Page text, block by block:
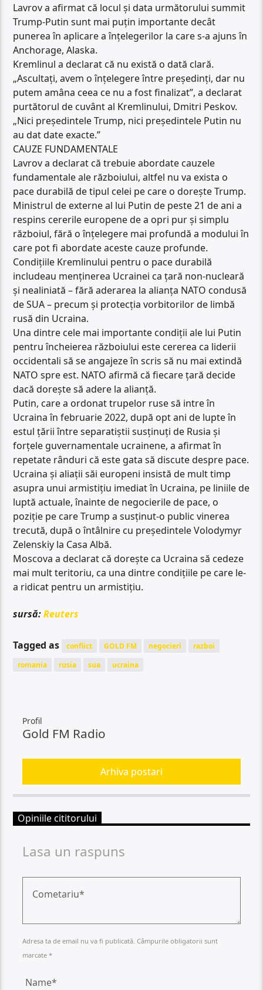
Lavrov a afirmat că locul și data următorului summit
Trump-Putin sunt mai puțin importante decât
punerea în aplicare a înțelegerilor la care s-a ajuns în
Anchorage, Alaska.
Kremlinul a declarat că nu există o dată clară.
„Ascultați, avem o înțelegere între președinți, dar nu
putem amâna ceea ce nu a fost finalizat”, a declarat
purtătorul de cuvânt al Kremlinului, Dmitri Peskov.
„Nici președintele Trump, nici președintele Putin nu
au dat date exacte.”
CAUZE FUNDAMENTALE
Lavrov a declarat că trebuie abordate cauzele
fundamentale ale războiului, altfel nu va exista o
pace durabilă de tipul celei pe care o dorește Trump.
Ministrul de externe al lui Putin de peste 21 de ani a
respins cererile europene de a opri pur și simplu
războiul, fără o înțelegere mai profundă a modului în
care pot fi abordate aceste cauze profunde.
Condițiile Kremlinului pentru o pace durabilă
includeau menținerea Ucrainei ca țară non-nucleară
și nealiniată – fără aderarea la alianța NATO condusă
de SUA – precum și protecția vorbitorilor de limbă
rusă din Ucraina.
Una dintre cele mai importante condiții ale lui Putin
pentru încheierea războiului este cererea ca liderii
occidentali să se angajeze în scris să nu mai extindă
NATO spre est. NATO afirmă că fiecare țară decide
dacă dorește să adere la alianță.
Putin, care a ordonat trupelor ruse să intre în
Ucraina în februarie 2022, după opt ani de lupte în
estul țării între separatiștii susținuți de Rusia și
forțele guvernamentale ucrainene, a afirmat în
repetate rânduri că este gata să discute despre pace.
Ucraina și aliații săi europeni insistă de mult timp
asupra unui armistițiu imediat în Ucraina, pe liniile de
luptă actuale, înainte de negocierile de pace, o
poziție pe care Trump a susținut-o public vinerea
trecută, după o întâlnire cu președintele Volodymyr
Zelenskiy la Casa Albă.
Moscova a declarat că dorește ca Ucraina să cedeze
mai mult teritoriu, ca una dintre condițiile pe care le-
a ridicat pentru un armistițiu.
sursă:Reuters
Tagged as conflict GOLD FM negocieri
razboi
romania
rusia sua ucraina
Profil
Gold FM Radio
Arhiva postari
Opiniile cititorului
Lasa un raspuns
Adresa ta de email nu va fi publicată. Câmpurile obligatorii sunt
marcate *